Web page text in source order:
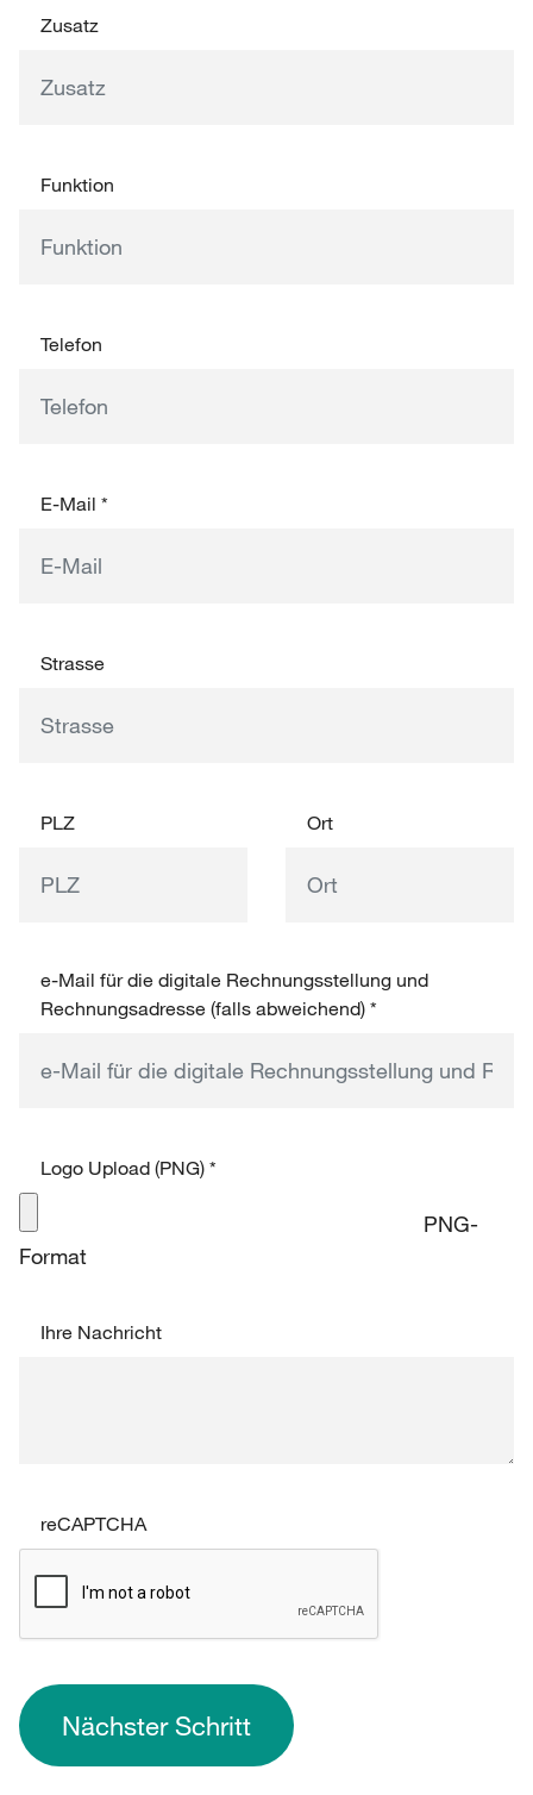
Zusatz
Funktion
Telefon
E-Mail *
Strasse
PLZ Ort
e-Mail für die digitale Rechnungsstellung und
Rechnungsadresse (falls abweichend) *
Logo Upload (PNG) *
PNG-
Format
Ihre Nachricht
reCAPTCHA
Nächster Schritt